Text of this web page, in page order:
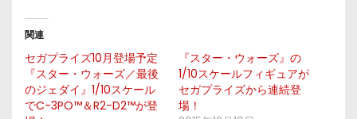
関連
セガプライズ10月登場予定
『スター・ウォーズ／最後
のジェダイ』1/10スケール
でC-3PO™＆R2-D2™が登
『スター・ウォーズ』の
1/10スケールフィギュアが
セガプライズから連続登
場！